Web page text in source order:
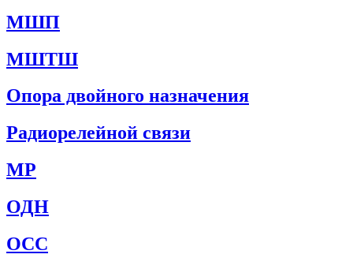
МШП
МШТШ
Опора двойного назначения
Радиорелейной связи
МР
ОДН
ОСС